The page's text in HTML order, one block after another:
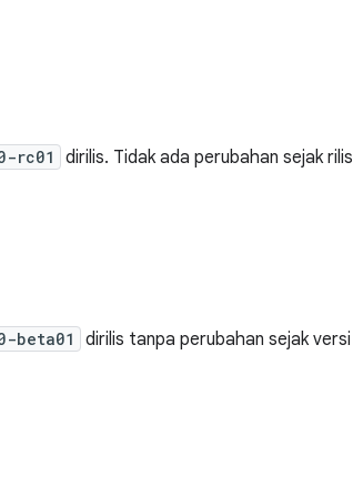
rc01
dirilis. Tidak ada perubahan sejak rilis
beta01
dirilis tanpa perubahan sejak versi